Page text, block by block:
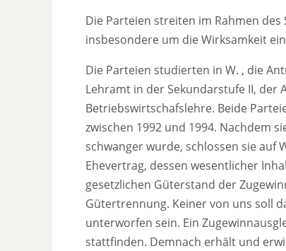
Die Parteien streiten im Rahmen
insbesondere um die Wirksamkeit
Die Parteien studierten in W. , die
Lehramt in der Sekundarstufe II, der
Betriebswirtschafslehre. Beide
zwischen 1992 und 1994. Nachdem
schwanger wurde, schlossen sie auf
Ehevertrag, dessen wesentlicher
gesetzlichen Güterstand der
Gütertrennung. Keiner von uns soll
unterworfen sein. Ein
stattfinden. Demnach erhält und